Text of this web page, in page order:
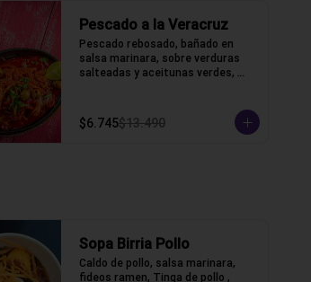
Pescado a la Veracruz
Pescado rebosado, bañado en
salsa marinara, sobre verduras
salteadas y aceitunas verdes,
$6.745$13.490
Sopa Birria Pollo
Caldo de pollo, salsa marinara,
fideos ramen, Tinga de pollo ,